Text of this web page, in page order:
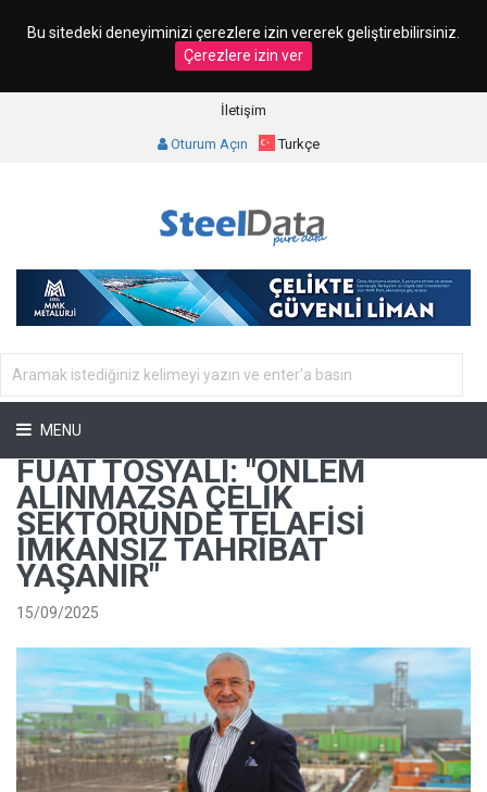
Bu sitedeki deneyiminizi çerezlere izin vererek geliştirebilirsiniz.
Çerezlere izin ver
İletişim
Oturum Açın Turkçe
MENU
FUAT TOSYALI: "ÖNLEM
ALINMAZSA ÇELIK
SEKTÖRÜNDE TELAFISI
İMKANSIZ TAHRIBAT
YAŞANIR"
15/09/2025